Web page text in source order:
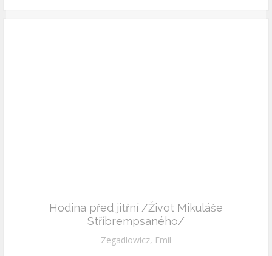
Hodina před jitřní /Život Mikuláše
Stříbrempsaného/
Zegadlowicz, Emil